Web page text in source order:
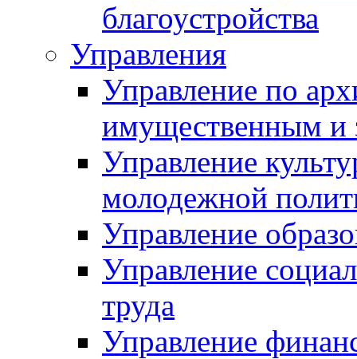
благоустройства
Управления
Управление по
имущественным и
Управление
молодежной
Управление
Управление
труда
Управление